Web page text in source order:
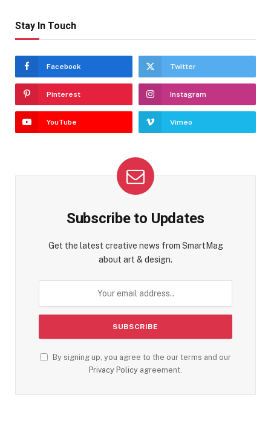
Stay In Touch
Facebook Twitter
Pinterest Instagram
YouTube Vimeo
Subscribe to Updates
Get the latest creative news from SmartMag
about art & design.
By signing up, you agree to the our terms and our
Privacy Policy agreement.